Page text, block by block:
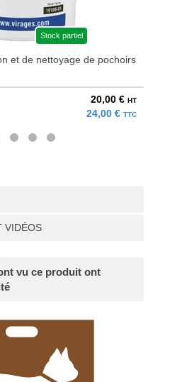
Stock partiel
et de nettoyage de pochoirs
20,00 € HT
24,00 € TTC
VIDÉOS
vu ce produit ont